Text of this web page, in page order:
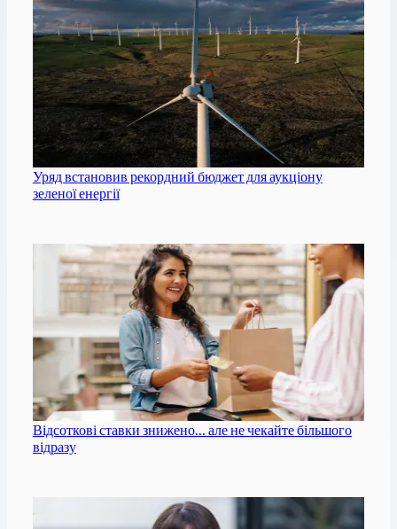
Уряд встановив рекордний бюджет для аукціону
зеленої енергії
Відсоткові ставки знижено… але не чекайте більшого
відразу